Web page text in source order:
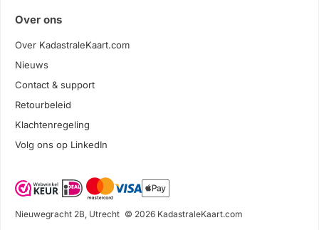
Over ons
Over KadastraleKaart.com
Nieuws
Contact & support
Retourbeleid
Klachtenregeling
Volg ons op LinkedIn
Nieuwegracht 2B, Utrecht © 2026 KadastraleKaart.com